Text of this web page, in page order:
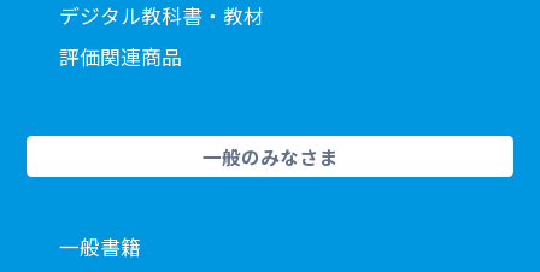
デジタル教科書・教材
評価関連商品
一般のみなさま
一般書籍